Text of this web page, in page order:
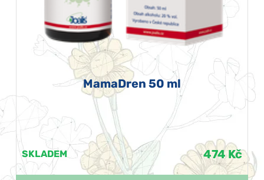
MamaDren 50 ml
SKLADEM 474 Kč